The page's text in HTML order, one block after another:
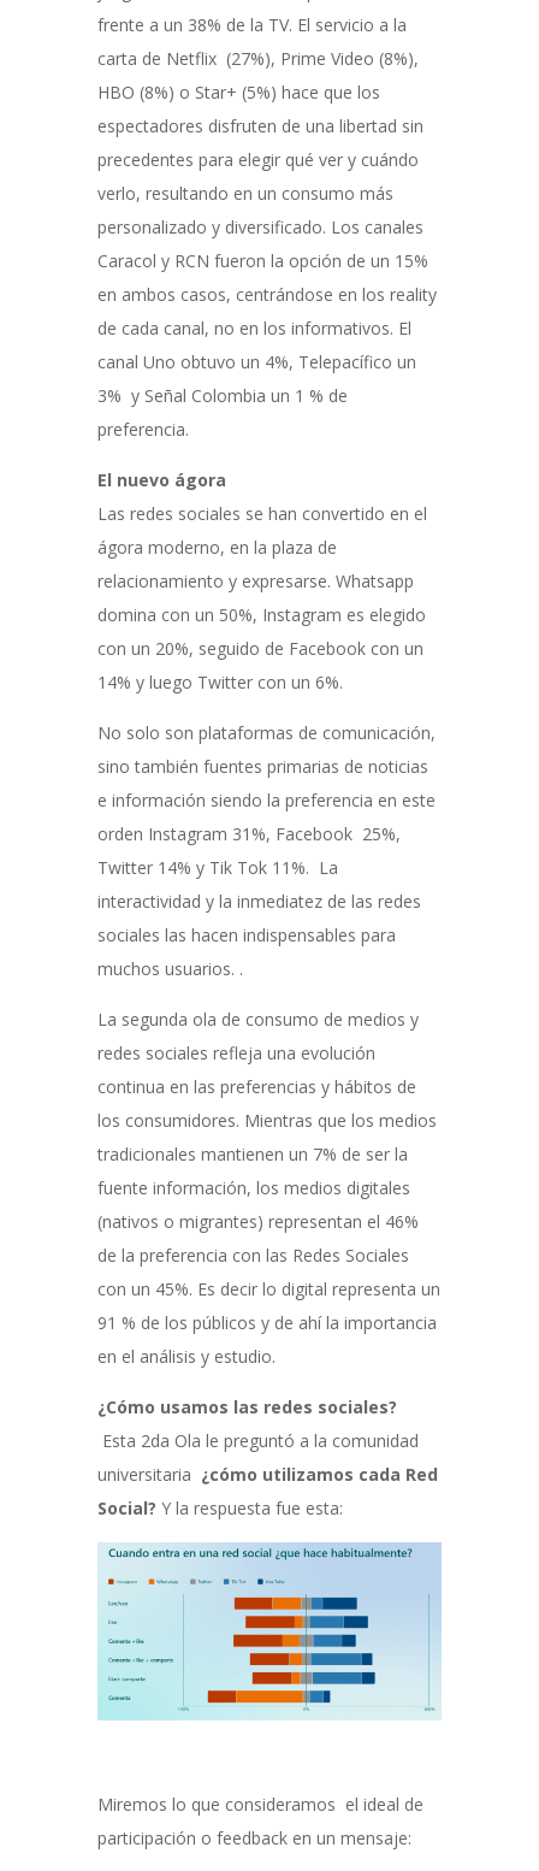
frente a un 38% de la TV. El servicio a la
carta de Netflix (27%), Prime Video (8%),
HBO (8%) o Star+ (5%) hace que los
espectadores disfruten de una libertad sin
precedentes para elegir qué ver y cuándo
verlo, resultando en un consumo más
personalizado y diversificado. Los canales
Caracol y RCN fueron la opción de un 15%
en ambos casos, centrándose en los reality
de cada canal, no en los informativos. El
canal Uno obtuvo un 4%, Telepacífico un
3% y Señal Colombia un 1 % de
preferencia.
El nuevo ágora
Las redes sociales se han convertido en el
ágora moderno, en la plaza de
relacionamiento y expresarse. Whatsapp
domina con un 50%, Instagram es elegido
con un 20%, seguido de Facebook con un
14% y luego Twitter con un 6%.
No solo son plataformas de comunicación,
sino también fuentes primarias de noticias
e información siendo la preferencia en este
orden Instagram 31%, Facebook 25%,
Twitter 14% y Tik Tok 11%. La
interactividad y la inmediatez de las redes
sociales las hacen indispensables para
muchos usuarios. .
La segunda ola de consumo de medios y
redes sociales refleja una evolución
continua en las preferencias y hábitos de
los consumidores. Mientras que los medios
tradicionales mantienen un 7% de ser la
fuente información, los medios digitales
(nativos o migrantes) representan el 46%
de la preferencia con las Redes Sociales
con un 45%. Es decir lo digital representa un
91 % de los públicos y de ahí la importancia
en el análisis y estudio.
¿Cómo usamos las redes sociales?
Esta 2da Ola le preguntó a la comunidad
universitaria ¿cómo utilizamos cada Red
Social? Y la respuesta fue esta:
Miremos lo que consideramos el ideal de
participación o feedback en un mensaje: